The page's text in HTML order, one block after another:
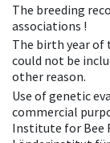
The breeding
associations !
The birth year of
could not be
other reason.
Use of genetic
commercial
Institute for Bee